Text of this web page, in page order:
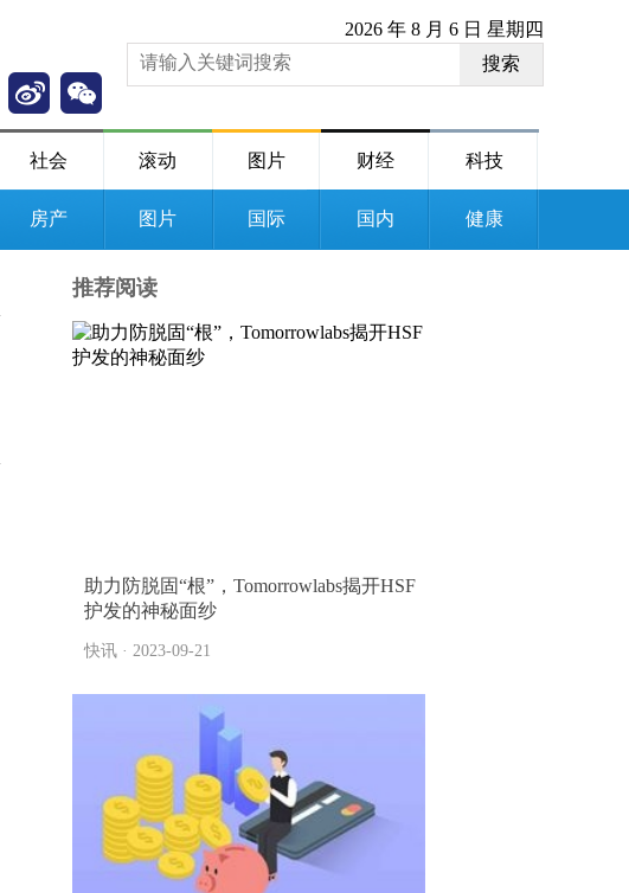
2026 年 8 月 6 日 星期四
搜索
社会 滚动 图片 财经 科技
房产 图片 国际 国内 健康
推荐阅读
助力防脱固“根”，Tomorrowlabs揭开HSF
护发的神秘面纱
快讯 · 2023-09-21